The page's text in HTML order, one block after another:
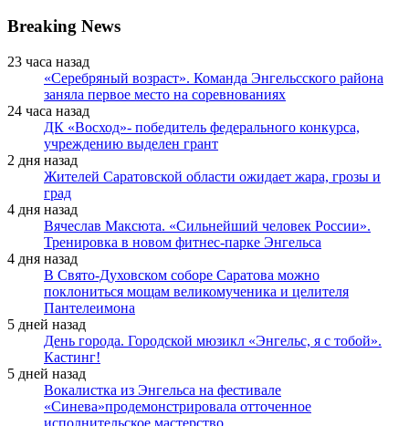
Breaking News
23 часа назад
«Серебряный возраст». Команда Энгельсского района
заняла первое место на соревнованиях
24 часа назад
ДК «Восход»- победитель федерального конкурса,
учреждению выделен грант
2 дня назад
Жителей Саратовской области ожидает жара, грозы и
град
4 дня назад
Вячеслав Максюта. «Сильнейший человек России».
Тренировка в новом фитнес-парке Энгельса
4 дня назад
В Свято-Духовском соборе Саратова можно
поклониться мощам великомученика и целителя
Пантелеимона
5 дней назад
День города. Городской мюзикл «Энгельс, я с тобой».
Кастинг!
5 дней назад
Вокалистка из Энгельса на фестивале
«Синева»продемонстрировала отточенное
исполнительское мастерство